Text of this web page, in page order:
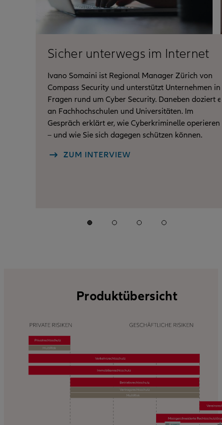
Sicher unterwegs im Internet
Ivano Somaini ist Regional Manager Zürich von
Compass Security und unterstützt Unternehmen in
Fragen rund um Cyber Security. Daneben doziert
an Fachhochschulen und Universitäten. Im
Gespräch erklärt er, wie Cyberkriminelle operieren
– und wie Sie sich dagegen schützen können.
ZUM INTERVIEW
Produktübersicht